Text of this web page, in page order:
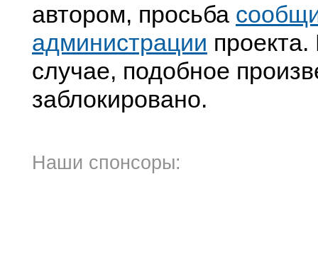
автором, просьба
администрации
случае, подобное
заблокировано.
Наши спонсоры: